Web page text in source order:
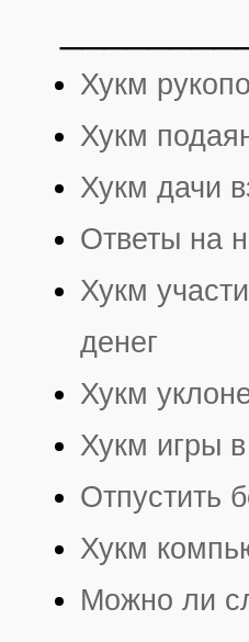
Хукм
Хукм
Хукм дачи
Ответы на
Хукм
денег
Хукм
Хукм игры
Отпустить
Хукм
Можно ли